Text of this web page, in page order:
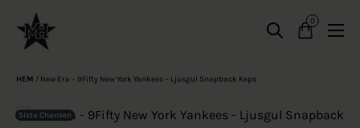
0
HEM / New Era – 9Fifty New York Yankees – Ljusgul Snapback Keps
Sista Chansen